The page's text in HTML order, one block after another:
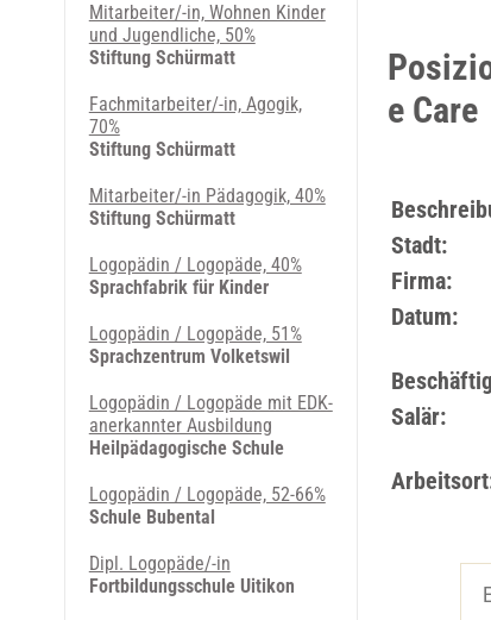
e Care
Stadt:
Firma:
Datum:
Salär:
Mitarbeiter/-in, Wohnen Kinder
und Jugendliche, 50%
Stiftung Schürmatt
Fachmitarbeiter/-in, Agogik,
70%
Stiftung Schürmatt
Mitarbeiter/-in Pädagogik, 40%
Stiftung Schürmatt
Logopädin / Logopäde, 40%
Sprachfabrik für Kinder
Logopädin / Logopäde, 51%
Sprachzentrum Volketswil
Logopädin / Logopäde mit EDK-
anerkannter Ausbildung
Heilpädagogische Schule
Logopädin / Logopäde, 52-66%
Schule Bubental
Dipl. Logopäde/-in
Fortbildungsschule Uitikon